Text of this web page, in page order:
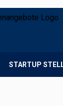
STARTUP